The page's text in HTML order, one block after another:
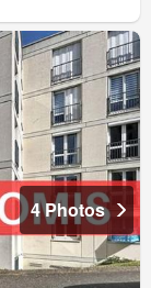
4 Photos